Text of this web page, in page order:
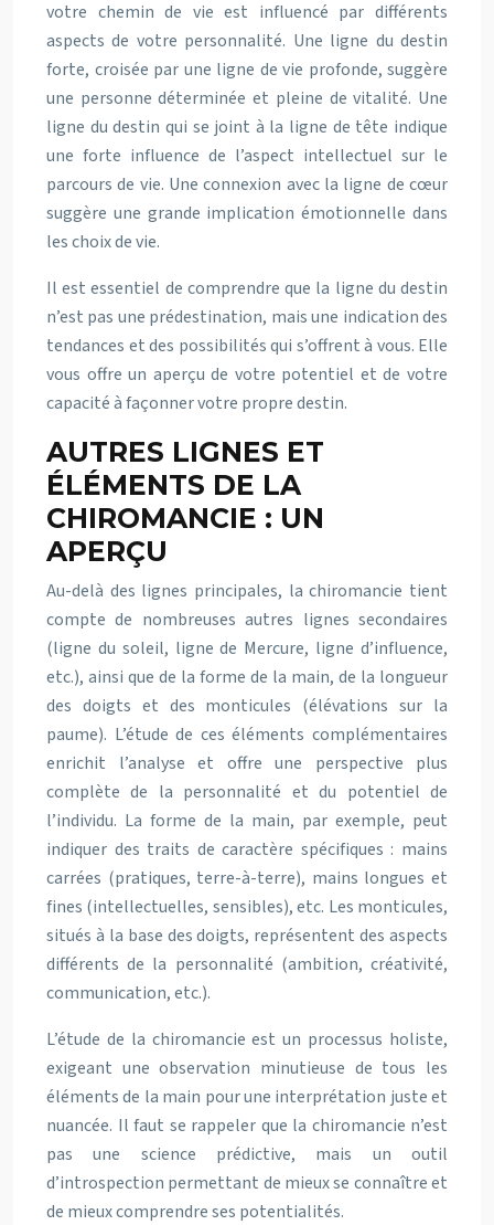
votre chemin de vie est influencé par différents
aspects de votre personnalité. Une ligne du destin
forte, croisée par une ligne de vie profonde, suggère
une personne déterminée et pleine de vitalité. Une
ligne du destin qui se joint à la ligne de tête indique
une forte influence de l’aspect intellectuel sur le
parcours de vie. Une connexion avec la ligne de cœur
suggère une grande implication émotionnelle dans
les choix de vie.
Il est essentiel de comprendre que la ligne du destin
n’est pas une prédestination, mais une indication des
tendances et des possibilités qui s’offrent à vous. Elle
vous offre un aperçu de votre potentiel et de votre
capacité à façonner votre propre destin.
AUTRES LIGNES ET
ÉLÉMENTS DE LA
CHIROMANCIE : UN
APERÇU
Au-delà des lignes principales, la chiromancie tient
compte de nombreuses autres lignes secondaires
(ligne du soleil, ligne de Mercure, ligne d’influence,
etc.), ainsi que de la forme de la main, de la longueur
des doigts et des monticules (élévations sur la
paume). L’étude de ces éléments complémentaires
enrichit l’analyse et offre une perspective plus
complète de la personnalité et du potentiel de
l’individu. La forme de la main, par exemple, peut
indiquer des traits de caractère spécifiques : mains
carrées (pratiques, terre-à-terre), mains longues et
fines (intellectuelles, sensibles), etc. Les monticules,
situés à la base des doigts, représentent des aspects
différents de la personnalité (ambition, créativité,
communication, etc.).
L’étude de la chiromancie est un processus holiste,
exigeant une observation minutieuse de tous les
éléments de la main pour une interprétation juste et
nuancée. Il faut se rappeler que la chiromancie n’est
pas une science prédictive, mais un outil
d’introspection permettant de mieux se connaître et
de mieux comprendre ses potentialités.